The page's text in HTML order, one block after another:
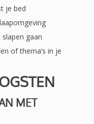
je bed
gaan
of thema’s in je
MET